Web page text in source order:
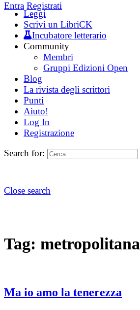
Entra Registrati
Leggi
Scrivi un LibriCK
Incubatore letterario
Community
Membri
Gruppi Edizioni Open
Blog
La rivista degli scrittori
Punti
Aiuto!
Log In
Registrazione
Search for:
Close search
Tag: metropolitana
Ma io amo la tenerezza